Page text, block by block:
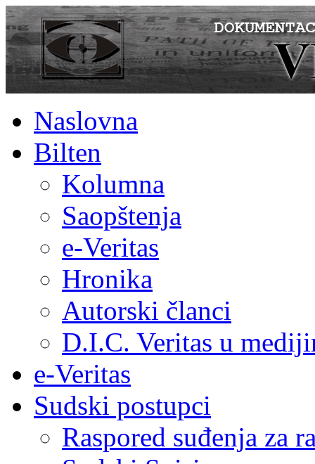
Naslovna
Bilten
Kolumna
Saopštenja
e-Veritas
Hronika
Autorski članci
D.I.C. Veritas u
e-Veritas
Sudski postupci
Raspored suđenja za